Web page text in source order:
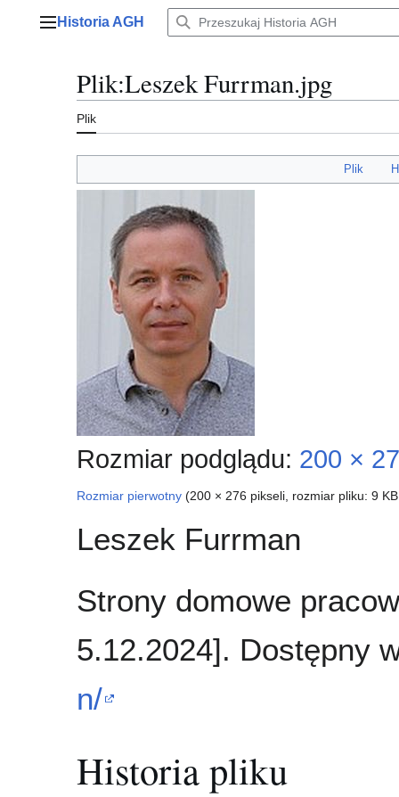
Menu główne
Historia AGH
Plik:Leszek Furrman.jpg
Plik
Plik
Rozmiar podglądu: 200 ×
Rozmiar pierwotny (200 × 276 pikseli, rozmiar pliku: 9
Leszek Furrman
Strony domowe
5.12.2024]. Dostępny
n/
Historia pliku